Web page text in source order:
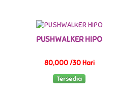
PUSHWALKER HIPO
80,000 /30 Hari
Tersedia